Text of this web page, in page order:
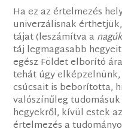
Ha ez az értelmezés
univerzálisnak
tájat (leszámítva a
táj legmagasabb
egész Földet elborító
tehát úgy
csúcsait is beborította,
valószínűleg
hegyekről, kívül estek